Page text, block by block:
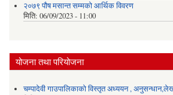
२०७९ पौष मसान्त सम्मको आर्थिक विवरण
मिति: 06/09/2023 - 11:00
योजना तथा परियोजना
चम्पादेवी गाउपालिकाको विस्तृत अध्ययन ,